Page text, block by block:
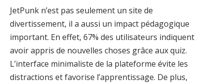
JetPunk n’est pas seulement un site de
divertissement, il a aussi un impact pédagogique
important. En effet, 67% des utilisateurs indiquent
avoir appris de nouvelles choses grâce aux quiz.
L’interface minimaliste de la plateforme évite les
distractions et favorise l’apprentissage. De plus,